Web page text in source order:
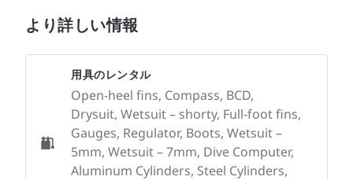
より詳しい情報
用具のレンタル
Open-heel fins, Compass, BCD,
Drysuit, Wetsuit – shorty, Full-foot fins,
Gauges, Regulator, Boots, Wetsuit –
5mm, Wetsuit – 7mm, Dive Computer,
Aluminum Cylinders, Steel Cylinders,